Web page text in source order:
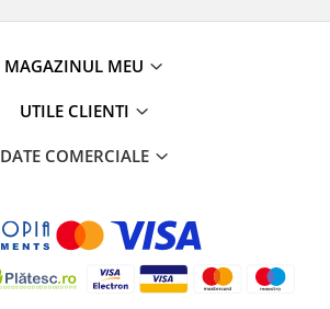
MAGAZINUL MEU
UTILE CLIENTI
DATE COMERCIALE